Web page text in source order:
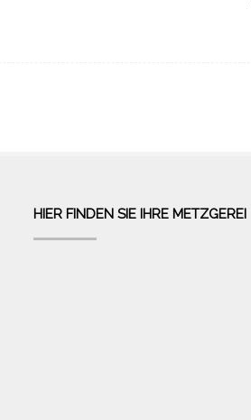
HIER FINDEN SIE IHRE METZGEREI